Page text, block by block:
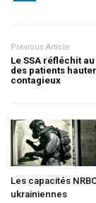
Previous Article
Le SSA réfléchit
des patients
contagieux
Les capacités
ukrainiennes